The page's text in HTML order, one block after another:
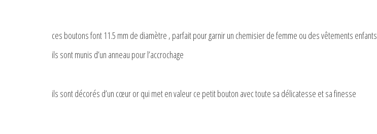
ces boutons font 11.5 mm de diamètre , parfait pour garnir un chemisier de femme ou des vêtements enfants
ils sont munis d’un anneau pour l’accrochage
ils sont décorés d’un cœur or qui met en valeur ce petit bouton avec toute sa délicatesse et sa finesse